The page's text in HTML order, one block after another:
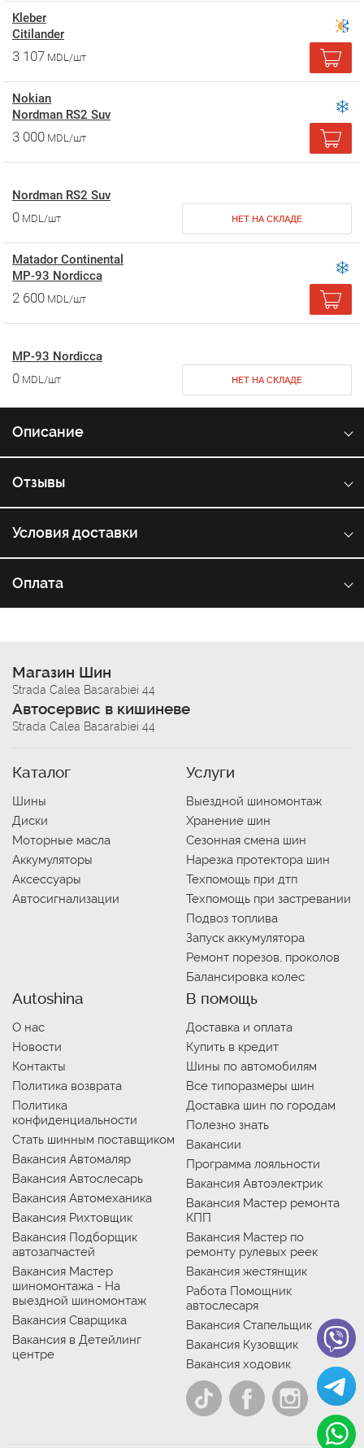
Kleber
Citilander
3 107 MDL/шт
Nokian
Nordman RS2 Suv
3 000 MDL/шт
Nordman RS2 Suv
0 MDL/шт НЕТ НА СКЛАДЕ
Matador Continental
MP-93 Nordicca
2 600 MDL/шт
MP-93 Nordicca
0 MDL/шт НЕТ НА СКЛАДЕ
Описание
Отзывы
Условия доставки
Оплата
Магазин Шин
Strada Calea Basarabiei 44
Автосервис в кишиневе
Strada Calea Basarabiei 44
Каталог
Шины
Диски
Моторные масла
Аккумуляторы
Аксессуары
Автосигнализации
Услуги
Выездной шиномонтаж
Хранение шин
Сезонная смена шин
Нарезка протектора шин
Техпомощь при дтп
Техпомощь при застревании
Подвоз топлива
Запуск аккумулятора
Ремонт порезов, проколов
Балансировка колес
Autoshina
О нас
Новости
Контакты
Политика возврата
Политика
конфиденциальности
Стать шинным поставщиком
Вакансия Автомаляр
Вакансия Автослесарь
Вакансия Автомеханика
Вакансия Рихтовщик
Вакансия Подборщик
автозапчастей
Вакансия Мастер
шиномонтажа - На
выездной шиномонтаж
Вакансия Сварщика
Вакансия в Детейлинг
центре
В помощь
Доставка и оплата
Купить в кредит
Шины по автомобилям
Все типоразмеры шин
Доставка шин по городам
Полезно знать
Вакансии
Программа лояльности
Вакансия Автоэлектрик
Вакансия Мастер ремонта
КПП
Вакансия Мастер по
ремонту рулевых реек
Вакансия жестянщик
Работа Помощник
автослесаря
Вакансия Стапельщик
Вакансия Кузовщик
Вакансия ходовик